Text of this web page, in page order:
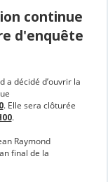
continue
d'enquête
a décidé d’ouvrir la
. Elle sera clôturée
.
Raymond
final de la